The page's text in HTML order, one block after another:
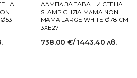
Ø53
ЛАМПА ЗА ТАВАН И СТЕНА
SLAMP CLIZIA MAMA NON
MAMA LARGE WHITE Ø78 СМ
3XE27
738.00 €/ 1443.40 лв.